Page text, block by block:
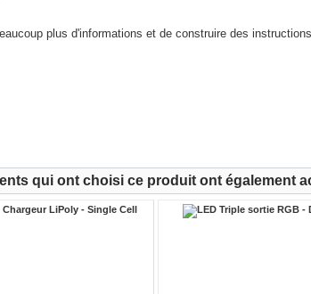
plus d'informations et de construire des
qui ont choisi ce produit ont également